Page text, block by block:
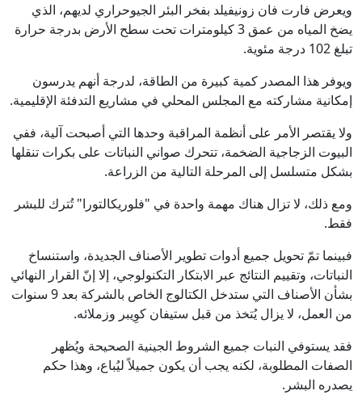
ويعرض فارت فان زونيفيلد بفخر البئر الجيوحراري لديهم، الذي
يضخ المياه من عمق 3 كيلومترات تحت سطح الأرض بدرجة حرارة
تبلغ 102 درجة مئوية.
ويوفر هذا المصدر كمية كبيرة من الطاقة، لدرجة أنهم يدرسون
إمكانية مشاركته مع المجلس المحلي في مشاريع التدفئة الإقليمية.
ولا يقتصر الأمر على أنظمة المراقبة وحدها التي أصبحت آلية، ففي
البيوت الزجاجية الضخمة، تتحرك صواني النباتات على بكرات تنقلها
بشكل متسلسل إلى المرحلة التالية من الزراعة.
ومع ذلك، لا تزال هناك مهمة واحدة في "فلوريكالتورا" تُترك للبشر
فقط.
فبينما تمّ تحويل جميع أدوات تطوير الأصناف الجديدة، واستنساخ
النباتات، وتقييم النتائج عبر الابتكار التكنولوجي، إلا إنّ القرار النهائي
بشأن الأصناف التي ستدخل الكتالوج الخاص بالشركة بعد 9 سنوات
من العمل، لا يزال يُتخذ من قبل ستيفان كوِيبر وزملائه.
فقد يستوفي النبات جميع الشروط الجينية الصحيحة ويُظهر
الصفات المطلوبة، لكنه يجب أن يكون جميلاً ليُباع، وهذا حكم
يصدره البشر.